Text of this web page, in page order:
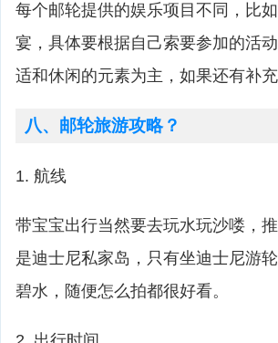
每个邮轮提供的娱乐项目不同，比
宴，具体要根据自己索要参加的活
适和休闲的元素为主，如果还有补
八、邮轮旅游攻略？
1. 航线
带宝宝出行当然要去玩水玩沙喽，
是迪士尼私家岛，只有坐迪士尼游
碧水，随便怎么拍都很好看。